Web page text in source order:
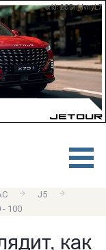
erid: 2SDnjdvnyL7
J5
100
как